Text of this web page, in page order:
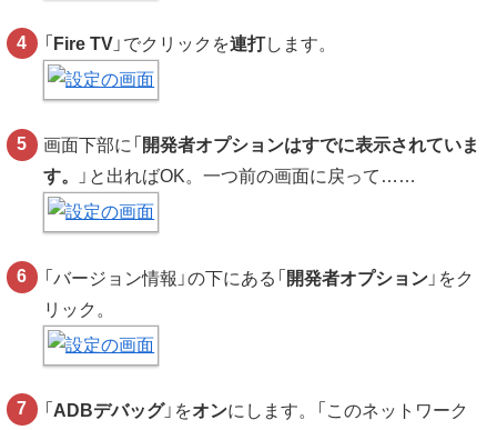
「 Fire TV 」でクリックを連打します。
画面下部に「 開発者オプションはすでに表示されていま
す。
」と出ればOK。一つ前の画面に戻って……
「バージョン情報」の下にある「 開発者オプション 」をク
リック。
「 ADBデバッグ」をオンにします。「このネットワーク